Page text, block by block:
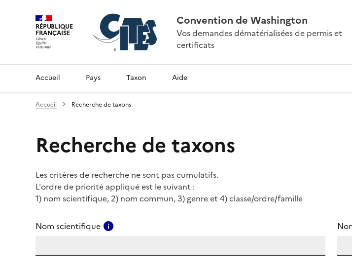
RÉPUBLIQUE
FRANÇAISE
Convention de Washington
Vos demandes dématérialisées de permis et
certificats
Accueil Pays Taxon Aide
Accueil Recherche de taxons
Recherche de taxons
Les critères de recherche ne sont pas cumulatifs.
L'ordre de priorité appliqué est le suivant :
1) nom scientifique, 2) nom commun, 3) genre et 4) classe/ordre/famille
Nom scientifique